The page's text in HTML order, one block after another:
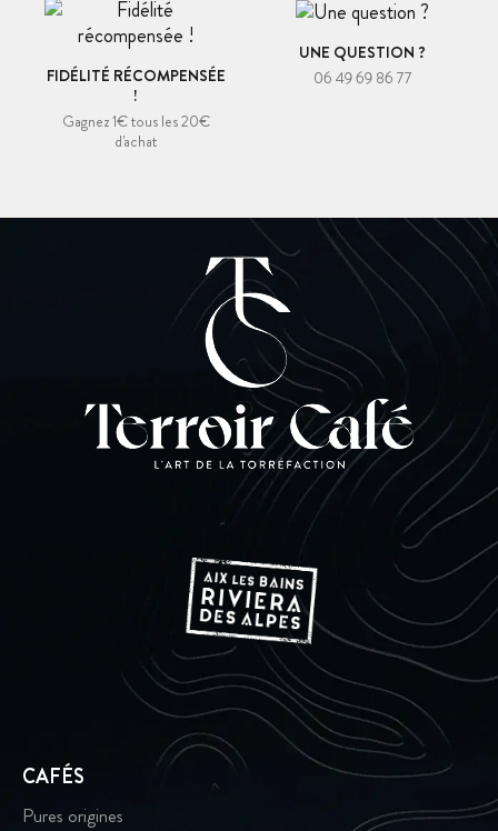
FIDÉLITÉ RÉCOMPENSÉE
!
Gagnez 1€ tous les 20€
d'achat
UNE QUESTION ?
06 49 69 86 77
CAFÉS
Pures origines